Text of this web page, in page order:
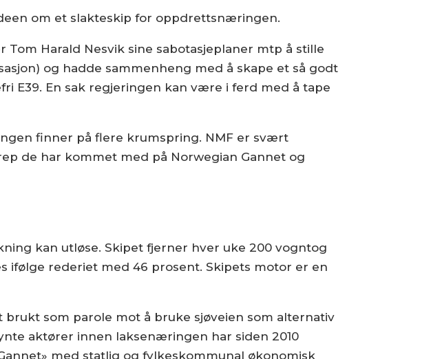
om et slakteskip for oppdrettsnæringen.
Harald Nesvik sine sabotasjeplaner mtp å stille
og hadde sammenheng med å skape et så godt
E39. En sak regjeringen kan være i ferd med å tape
finner på flere krumspring. NMF er svært
de har kommet med på Norwegian Gannet og
kan utløse. Skipet fjerner hver uke 200 vogntog
ifølge rederiet med 46 prosent. Skipets motor er en
som parole mot å bruke sjøveien som alternativ
aktører innen laksenæringen har siden 2010
med statlig og fylkeskommunal økonomisk